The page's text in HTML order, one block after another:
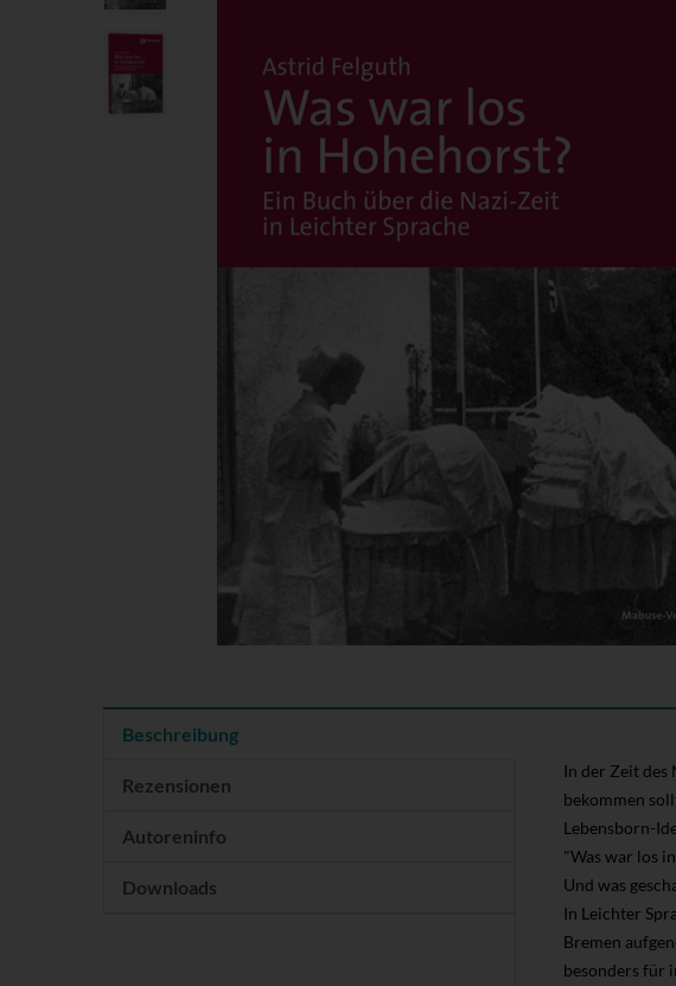
Beschreibung
Rezensionen
Autoreninfo
Downloads
In der Zeit des
bekommen
Lebensborn-
"Was war los
Und was
In Leichter
Bremen
besonders für